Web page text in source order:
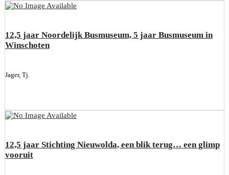
12,5 jaar Noordelijk Busmuseum, 5 jaar Busmuseum in
Winschoten
Jager, Tj.
12,5 jaar Stichting Nieuwolda, een blik terug… een glimp
vooruit